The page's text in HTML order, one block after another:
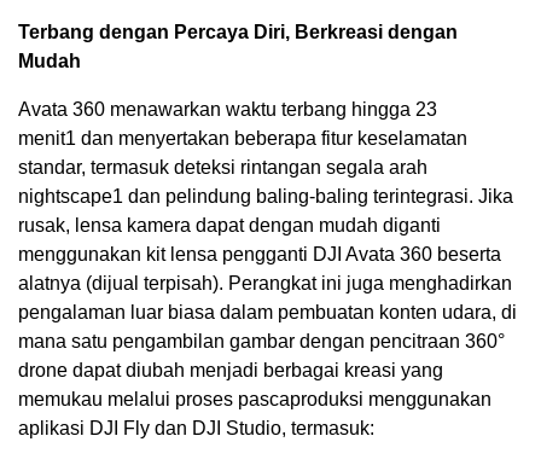
Terbang dengan Percaya Diri, Berkreasi dengan
Mudah
Avata 360 menawarkan waktu terbang hingga 23
menit1 dan menyertakan beberapa fitur keselamatan
standar, termasuk deteksi rintangan segala arah
nightscape1 dan pelindung baling-baling terintegrasi. Jika
rusak, lensa kamera dapat dengan mudah diganti
menggunakan kit lensa pengganti DJI Avata 360 beserta
alatnya (dijual terpisah). Perangkat ini juga menghadirkan
pengalaman luar biasa dalam pembuatan konten udara, di
mana satu pengambilan gambar dengan pencitraan 360°
drone dapat diubah menjadi berbagai kreasi yang
memukau melalui proses pascaproduksi menggunakan
aplikasi DJI Fly dan DJI Studio, termasuk: